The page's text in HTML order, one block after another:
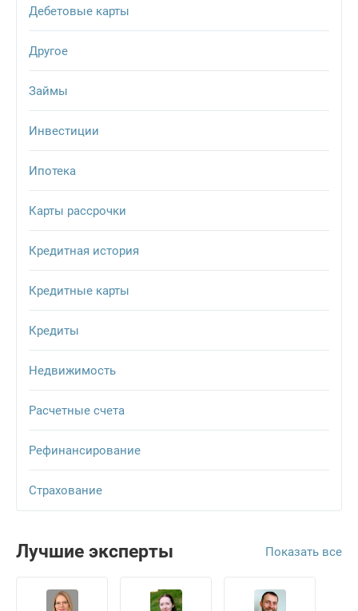
Дебетовые карты
Другое
Займы
Инвестиции
Ипотека
Карты рассрочки
Кредитная история
Кредитные карты
Кредиты
Недвижимость
Расчетные счета
Рефинансирование
Страхование
Лучшие эксперты Показать все